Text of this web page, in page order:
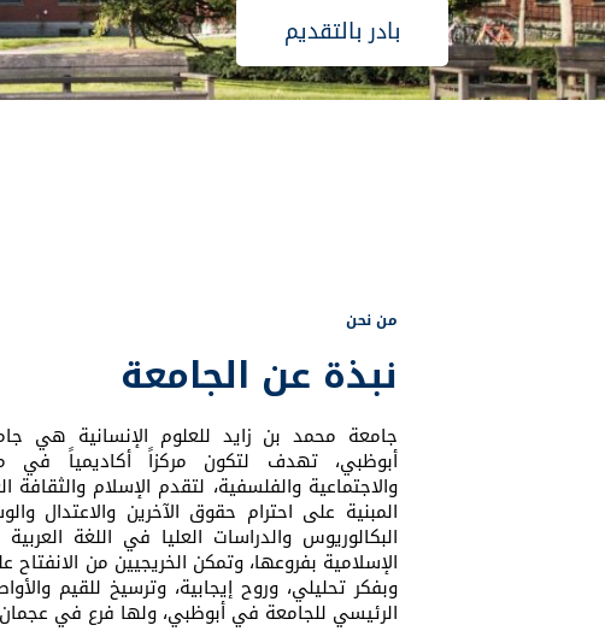
بادر بالتقديم
من نحن
نبذة عن الجامعة
جامعة محمد بن زايد للعلوم الإنسانية هي
أبوظبي، تهدف لتكون مركزاً أكاديمياً في
والاجتماعية والفلسفية، لتقدم الإسلام والثقافة
المبنية على احترام حقوق الآخرين والاعتدال
البكالوريوس والدراسات العليا في اللغة
الإسلامية بفروعها، وتمكن الخريجيين من الانفتاح
وبفكر تحليلي، وروح إيجابية، وترسيخ للقيم
الرئيسي للجامعة في أبوظبي، ولها فرع في